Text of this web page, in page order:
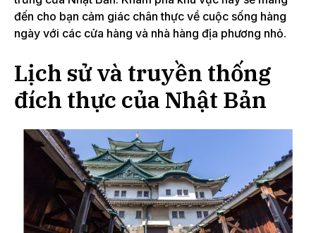
đến cho bạn cảm giác chân thực về cuộc sống hàng
ngày với các cửa hàng và nhà hàng địa phương nhỏ.
Lịch sử và truyền thống
đích thực của Nhật Bản